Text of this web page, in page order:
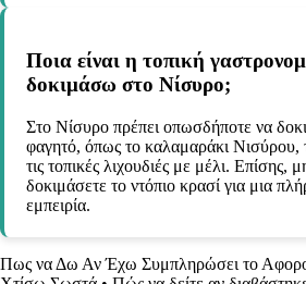
Ποια είναι η τοπική
δοκιμάσω στο Νίσυρο;
Στο Νίσυρο πρέπει οπωσδήποτε να
φαγητό, όπως το καλαμαράκι Νισύρου,
τις τοπικές λιχουδιές με μέλι. Επίσης,
δοκιμάσετε το ντόπιο κρασί για μια
εμπειρία.
Πως να Δω Αν Έχω Συμπληρώσει το